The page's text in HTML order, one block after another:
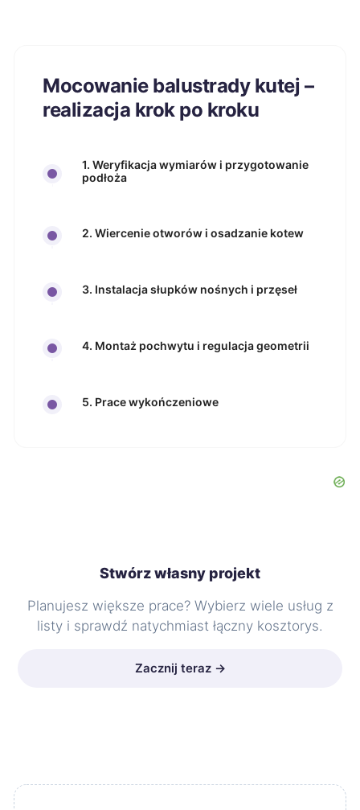
Mocowanie balustrady kutej –
realizacja krok po kroku
1. Weryfikacja wymiarów i przygotowanie
podłoża
2. Wiercenie otworów i osadzanie kotew
3. Instalacja słupków nośnych i przęseł
4. Montaż pochwytu i regulacja geometrii
5. Prace wykończeniowe
Stwórz własny projekt
Planujesz większe prace? Wybierz wiele usług z
listy i sprawdź natychmiast łączny kosztorys.
Zacznij teraz →